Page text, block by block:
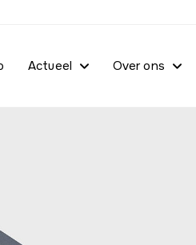
Actueel Over ons